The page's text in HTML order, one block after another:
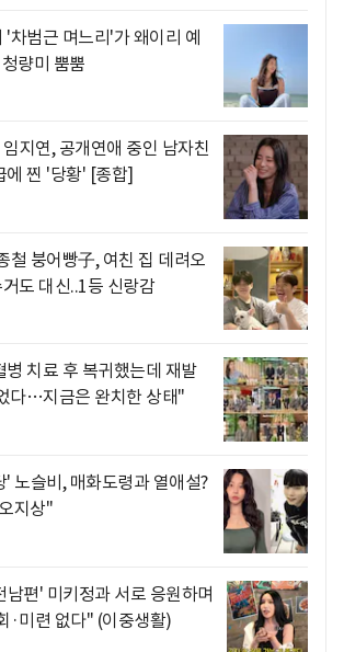
'차범근 며느리'가 왜이리 예
량미 뿜뿜
지연, 공개연애 중인 남자친
에 찐 '당황' [종합]
철 붕어빵子, 여친 집 데려오
도 대신..1등 신랑감
병 치료 후 복귀했는데 재발
다…지금은 완치한 상태"
' 노슬비, 매화도령과 열애설?
지상"
남편' 미키정과 서로 응원하며
·미련 없다" (이중생활)